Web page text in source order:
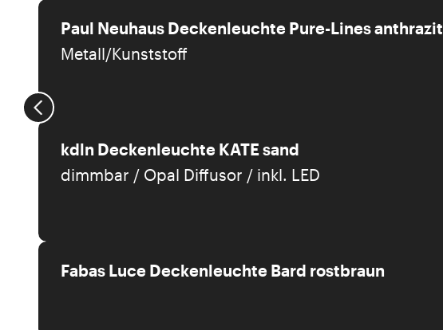
Paul Neuhaus Deckenleuchte Pure-Lines anthrazit
Metall/Kunststoff
kdln Deckenleuchte KATE sand
dimmbar / Opal Diffusor / inkl. LED
Fabas Luce Deckenleuchte Bard rostbraun